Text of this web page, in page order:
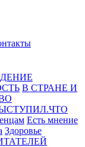
В СТРАНЕ И
Есть мнение
Здоровье